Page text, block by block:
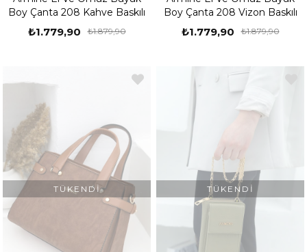
Boy Çanta 208 Kahve Baskılı
₺1.779,90 ₺1.879,90
Boy Çanta 208 Vizon Baskılı
₺1.779,90 ₺1.879,90
TÜKENDI TÜKENDI